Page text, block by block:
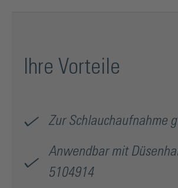
Ihre Vorteile
Zur Schlauchaufnahme
Anwendbar mit
5104914